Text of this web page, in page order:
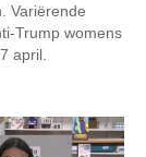
Variërende
Trump womens
april.